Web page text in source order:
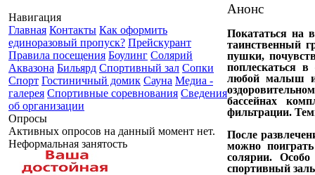
Навигация
Главная Контакты Как оформить
единоразовый пропуск? Прейскурант
Правила посещения Боулинг Солярий
Аквазона Бильярд Спортивный зал Сопки
Спорт Гостиничный домик Сауна Медиа -
галерея Спортивные соревнования Сведения
об организации
Опросы
Активных опросов на данный момент нет.
Неформальная занятость
Анонс
Покататься на
таинственный
пушки,
поплескаться
любой малыш и
бассейнах
фильтрации.
После
можно
солярии.
спортивный